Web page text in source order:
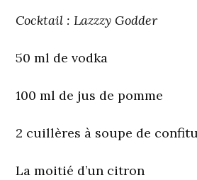
Cocktail : Lazzzy Godder
50 ml de vodka
100 ml de jus de pomme
2 cuillères à soupe de
La moitié d’un citron